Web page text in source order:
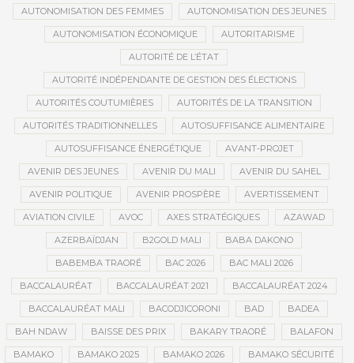
AUTONOMISATION DES FEMMES AUTONOMISATION DES JEUNES
AUTONOMISATION ÉCONOMIQUE AUTORITARISME
AUTORITÉ DE L’ÉTAT
AUTORITÉ INDÉPENDANTE DE GESTION DES ÉLECTIONS
AUTORITÉS COUTUMIÈRES AUTORITÉS DE LA TRANSITION
AUTORITÉS TRADITIONNELLES AUTOSUFFISANCE ALIMENTAIRE
AUTOSUFFISANCE ÉNERGÉTIQUE AVANT-PROJET
AVENIR DES JEUNES AVENIR DU MALI AVENIR DU SAHEL
AVENIR POLITIQUE AVENIR PROSPÈRE AVERTISSEMENT
AVIATION CIVILE AVOC AXES STRATÉGIQUES AZAWAD
AZERBAÏDJAN B2GOLD MALI BABA DAKONO
BABEMBA TRAORÉ BAC 2026 BAC MALI 2026
BACCALAURÉAT BACCALAURÉAT 2021 BACCALAURÉAT 2024
BACCALAURÉAT MALI BACODJICORONI BAD BADEA
BAH NDAW BAISSE DES PRIX BAKARY TRAORÉ BALAFON
BAMAKO BAMAKO 2025 BAMAKO 2026 BAMAKO SÉCURITÉ